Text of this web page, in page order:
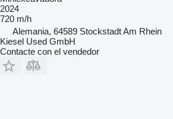
2024
720 m/h
Alemania, 64589 Stockstadt Am Rhein
Kiesel Used GmbH
Contacte con el vendedor